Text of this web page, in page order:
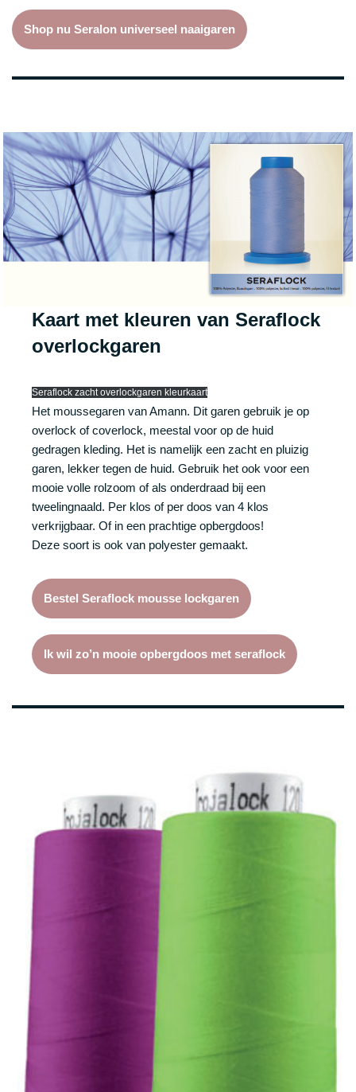
Shop nu Seralon universeel naaigaren
Kaart met kleuren van Seraflock
overlockgaren
Seraflock zacht overlockgaren kleurkaart
Het moussegaren van Amann. Dit garen gebruik je op
overlock of coverlock, meestal voor op de huid
gedragen kleding. Het is namelijk een zacht en pluizig
garen, lekker tegen de huid. Gebruik het ook voor een
mooie volle rolzoom of als onderdraad bij een
tweelingnaald. Per klos of per doos van 4 klos
verkrijgbaar. Of in een prachtige opbergdoos!
Deze soort is ook van polyester gemaakt.
Bestel Seraflock mousse lockgaren
Ik wil zo’n mooie opbergdoos met seraflock